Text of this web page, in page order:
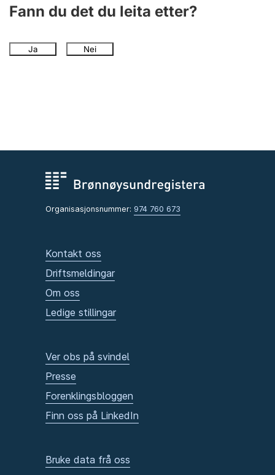
Fann du det du leita etter?
Ja Nei
Organisasjonsnummer: 974 760 673
Kontakt oss
Driftsmeldingar
Om oss
Ledige stillingar
Ver obs på svindel
Presse
Forenklingsbloggen
Finn oss på LinkedIn
Bruke data frå oss